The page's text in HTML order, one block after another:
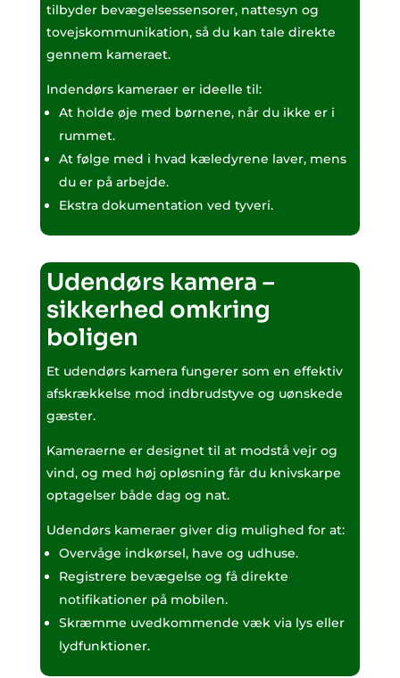
tilbyder bevægelsessensorer, nattesyn og
tovejskommunikation, så du kan tale direkte
gennem kameraet.
Indendørs kameraer er ideelle til:
At holde øje med børnene, når du ikke er i
rummet.
At følge med i hvad kæledyrene laver, mens
du er på arbejde.
Ekstra dokumentation ved tyveri.
Udendørs kamera –
sikkerhed omkring
boligen
Et udendørs kamera fungerer som en effektiv
afskrækkelse mod indbrudstyve og uønskede
gæster.
Kameraerne er designet til at modstå vejr og
vind, og med høj opløsning får du knivskarpe
optagelser både dag og nat.
Udendørs kameraer giver dig mulighed for at:
Overvåge indkørsel, have og udhuse.
Registrere bevægelse og få direkte
notifikationer på mobilen.
Skræmme uvedkommende væk via lys eller
lydfunktioner.